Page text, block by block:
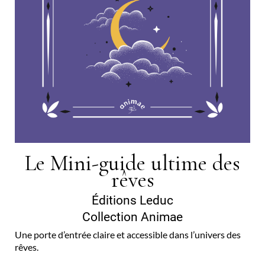
Le Mini-guide ultime des
rêves
Éditions Leduc
Collection Animae
Une porte d’entrée claire et accessible dans l’univers des
rêves.